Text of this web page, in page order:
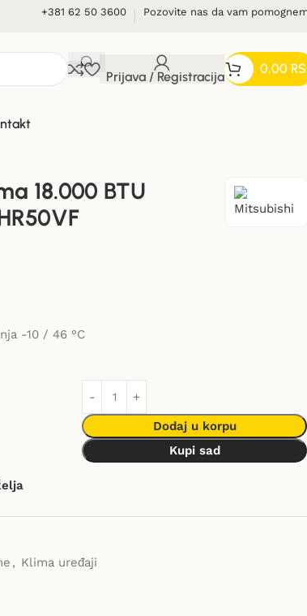
+381 62 50 3600 Pozovite nas da vam
Prijava / Registracija
0,00
18.000 BTU
-10 / 46 °C
Dodaj u korpu
Kupi sad
, Klima uređaji